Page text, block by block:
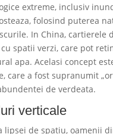
extreme, inclusiv
folosind puterea
In China, cartierele
spatii verzi, care pot
apa. Acelasi concept
care a fost supranumit
de verdeata.
verticale
lipsei de spatiu, oamenii